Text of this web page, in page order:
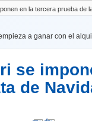
en la tercera prueba de
a ganar con el
se
de